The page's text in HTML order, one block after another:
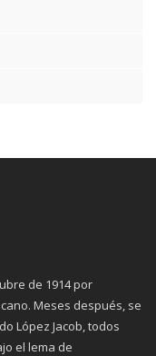
de 1914 por
Meses después, se
López Jacob, todos
el lema de